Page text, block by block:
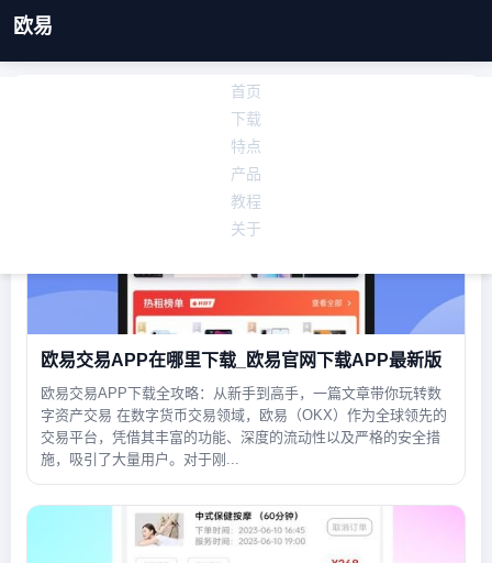
欧易
首页
下载
特点
产品
教程
关于
欧易交易APP在哪里下载_欧易官网下载APP最新版
欧易交易APP下载全攻略：从新手到高手，一篇文章带你玩转数
字资产交易 在数字货币交易领域，欧易（OKX）作为全球领先的
交易平台，凭借其丰富的功能、深度的流动性以及严格的安全措
施，吸引了大量用户。对于刚...